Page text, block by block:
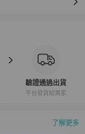
驗證通過出貨
平台發貨給買家
了解更多